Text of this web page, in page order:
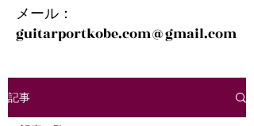
メール：
guitarportkobe.com@gmail.com
記事